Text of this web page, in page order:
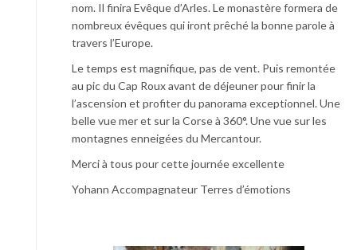
nom. Il finira Evêque d’Arles. Le monastère formera de
nombreux évêques qui iront prêché la bonne parole à
travers l’Europe.
Le temps est magnifique, pas de vent. Puis remontée
au pic du Cap Roux avant de déjeuner pour finir la
l’ascension et profiter du panorama exceptionnel. Une
belle vue mer et sur la Corse à 360°. Une vue sur les
montagnes enneigées du Mercantour.
Merci à tous pour cette journée excellente
Yohann Accompagnateur Terres d’émotions